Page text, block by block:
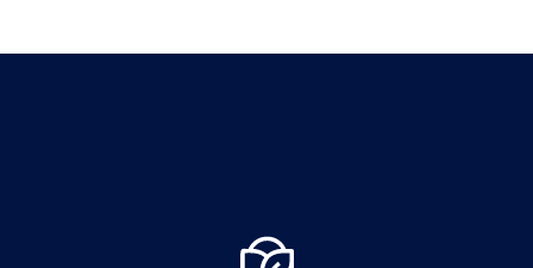
Доклады
Пресс конференции